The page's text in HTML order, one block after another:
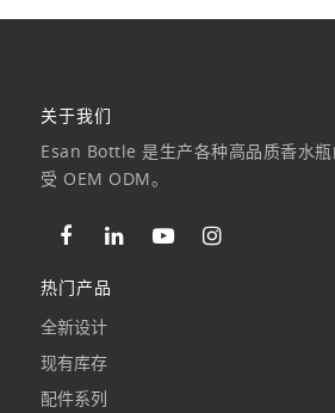
关于我们
Esan Bottle 是生产各种高品质香水
受 OEM ODM。
热门产品
全新设计
现有库存
配件系列